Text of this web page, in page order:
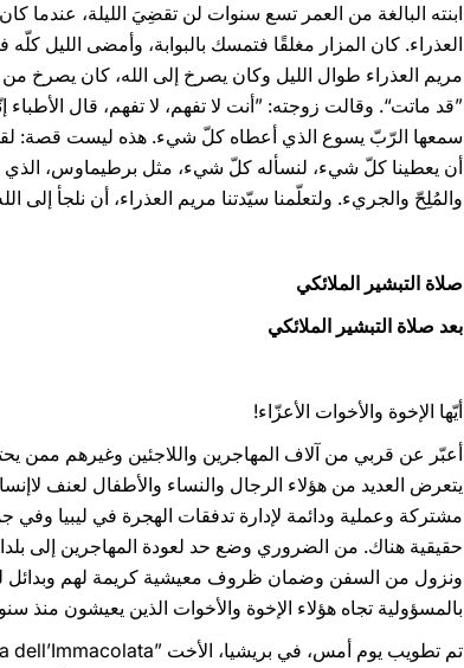
ابنته البالغة من العمر تسع سنوات لن تقضِيَ الليلة،
العذراء. كان المزار مغلقًا فتمسك بالبوابة، وأمضى الليل
مريم العذراء طوال الليل وكان يصرخ إلى الله، كان يصرخ
”قد ماتت“. وقالت زوجته: ”أنت لا تفهم، لا تفهم، قال
سمعها الرّبّ يسوع الذي أعطاه كلّ شيء. هذه ليست قصة: لقد
أن يعطينا كلّ شيء، لنسأله كلّ شيء، مثل برطيماوس، الذي
والمُلِحّ والجريء. ولتعلّمنا سيّدتنا مريم العذراء، أن نلجأ إلى
صلاة التبشير الملائكي
بعد صلاة التبشير الملائكي
أيّها الإخوة والأخوات الأعزّاء!
أعبّر عن قربي من آلاف المهاجرين واللاجئين وغيرهم ممن
يتعرض العديد من هؤلاء الرجال والنساء والأطفال لعنف
مشتركة وعملية ودائمة لإدارة تدفقات الهجرة في ليبيا وفي
حقيقية هناك. من الضروري وضع حد لعودة المهاجرين إلى بلدان
ونزول من السفن وضمان ظروف معيشية كريمة لهم وبدائل
بالمسؤولية تجاه هؤلاء الإخوة والأخوات الذين يعيشون